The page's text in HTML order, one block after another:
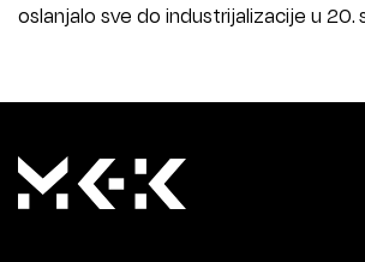
oslanjalo sve do industrijalizacije u 20.